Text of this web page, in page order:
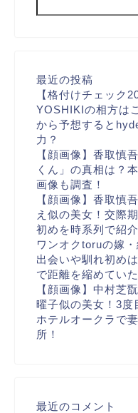
最近の投稿
【格付けチェック
YOSHIKIの相方は
から予想すると
力？
【顔画像】香取慎
くん」の真相は？
画像も調査！
【顔画像】香取慎
え似の美女！交際
初めを時系列で紹介
ワンオクtoruの嫁
出会いや馴れ初め
で距離を縮めていた
【顔画像】中村芝
曜子似の美女！3度
ホテルオークラで
所！
最近のコメント